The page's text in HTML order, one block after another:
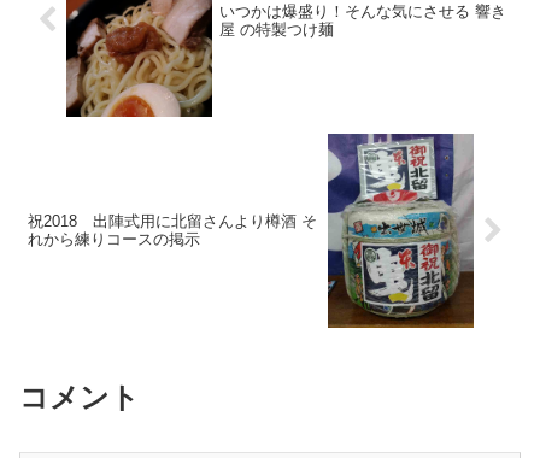
いつかは爆盛り！そんな気にさせる 響き
屋 の特製つけ麺
祝2018 出陣式用に北留さんより樽酒 そ
れから練りコースの掲示
コメント